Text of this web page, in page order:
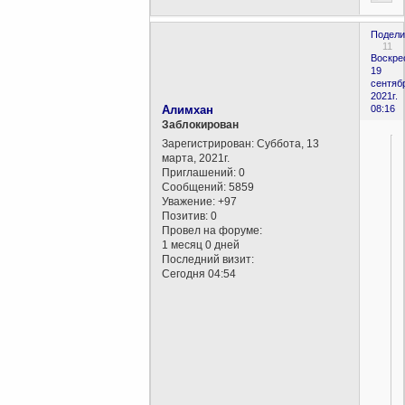
11
19
2021г.
08:16
Алимхан
Заблокирован
Зарегистрирован: Суббота, 13
марта, 2021г.
Приглашений: 0
Сообщений: 5859
Уважение: +97
Позитив: 0
Провел на форуме:
1 месяц 0 дней
Последний визит:
Сегодня 04:54